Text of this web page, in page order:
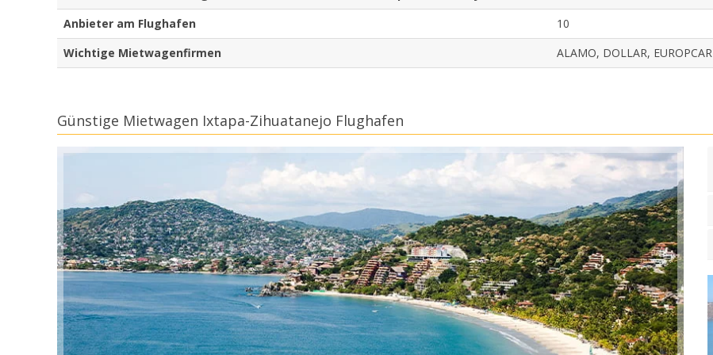
Anbieter am Flughafen
10
Wichtige Mietwagenfirmen
ALAMO, DOLLAR, EUROPCAR
Günstige Mietwagen Ixtapa-Zihuatanejo Flughafen